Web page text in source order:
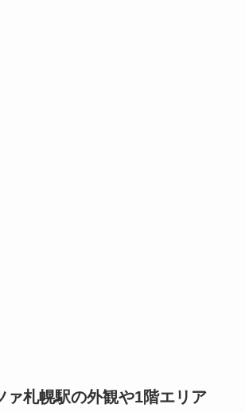
ァ札幌駅の外観や1階エリア